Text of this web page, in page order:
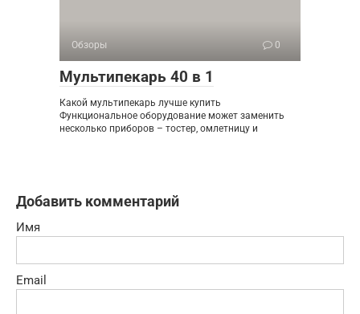
Обзоры 0
Мультипекарь 40 в 1
Какой мультипекарь лучше купить
Функциональное оборудование может заменить
несколько приборов – тостер, омлетницу и
Добавить комментарий
Имя
Email